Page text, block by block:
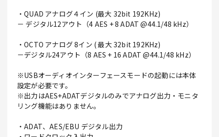
・QUAD アナログ４イン (最大 32bit 192KHz)
－ デジタル12アウト（4 AES + 8 ADAT @44.1/48 kHz）
・OCTO アナログ 8イン ( 最大 32bit 192KHz)
－デジタル24アウト（8 AES + 16 ADAT @44.1/48 kHz）
※USBオーディオインターフェースモードの起動には本体
設定が必要です。
※出力はAES+ADATデジタルのみでアナログ出力・モニタ
リング機能はありません。
・ADAT、AES/EBU デジタル出力